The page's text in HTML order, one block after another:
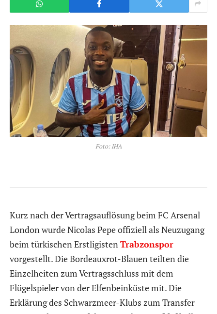
Foto: IHA
Kurz nach der Vertragsauflösung beim FC Arsenal
London wurde Nicolas Pepe offiziell als Neuzugang
beim türkischen Erstligisten Trabzonspor
vorgestellt. Die Bordeauxrot-Blauen teilten die
Einzelheiten zum Vertragsschluss mit dem
Flügelspieler von der Elfenbeinküste mit. Die
Erklärung des Schwarzmeer-Klubs zum Transfer